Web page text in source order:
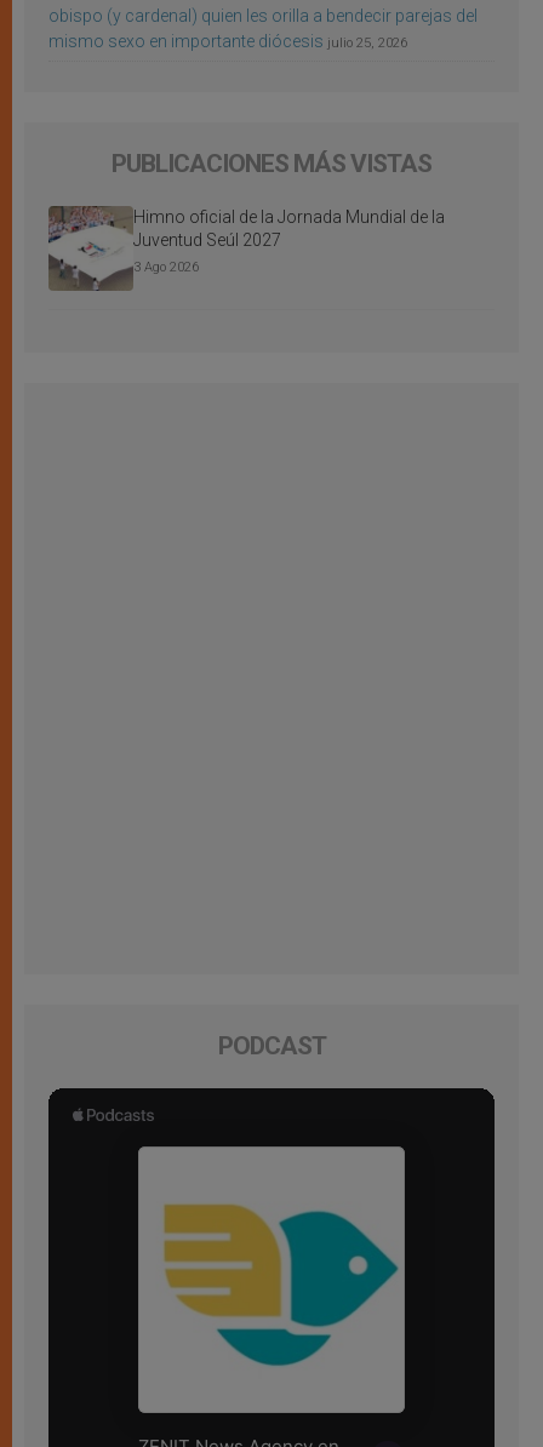
obispo (y cardenal) quien les orilla a bendecir parejas del
mismo sexo en importante diócesis julio 25, 2026
PUBLICACIONES MÁS VISTAS
Himno oficial de la Jornada Mundial de la
Juventud Seúl 2027
3 Ago 2026
PODCAST